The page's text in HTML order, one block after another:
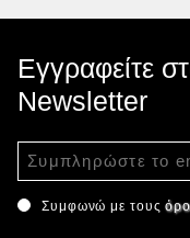
Εγγραφείτε
Newsletter
Συμφωνώ με τους